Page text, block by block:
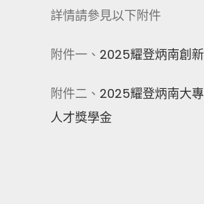
詳情請參見以下附件
附件一、 2025耀登炳南創
附件二、 2025耀登炳南大
人才獎學金